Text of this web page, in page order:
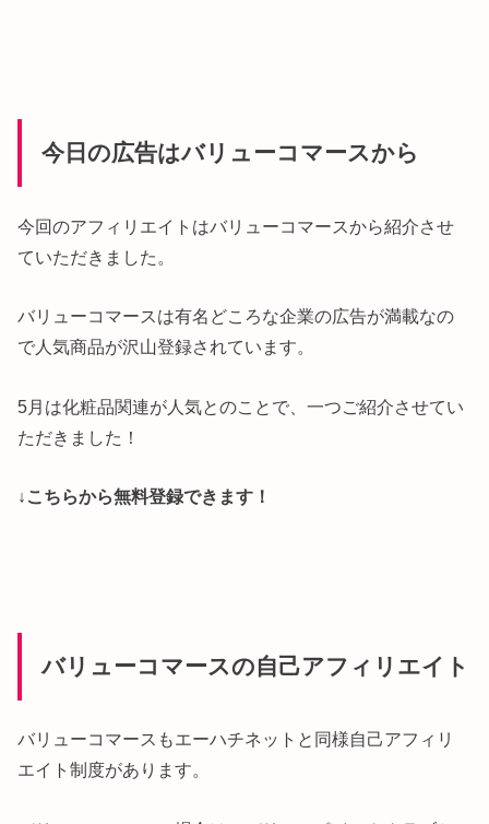
今日の広告はバリューコマースから
今回のアフィリエイトはバリューコマースから紹介させ
ていただきました。
バリューコマースは有名どころな企業の広告が満載なの
で人気商品が沢山登録されています。
5月は化粧品関連が人気とのことで、一つご紹介させてい
ただきました！
↓こちらから無料登録できます！
バリューコマースの自己アフィリエイト
バリューコマースもエーハチネットと同様自己アフィリ
エイト制度があります。